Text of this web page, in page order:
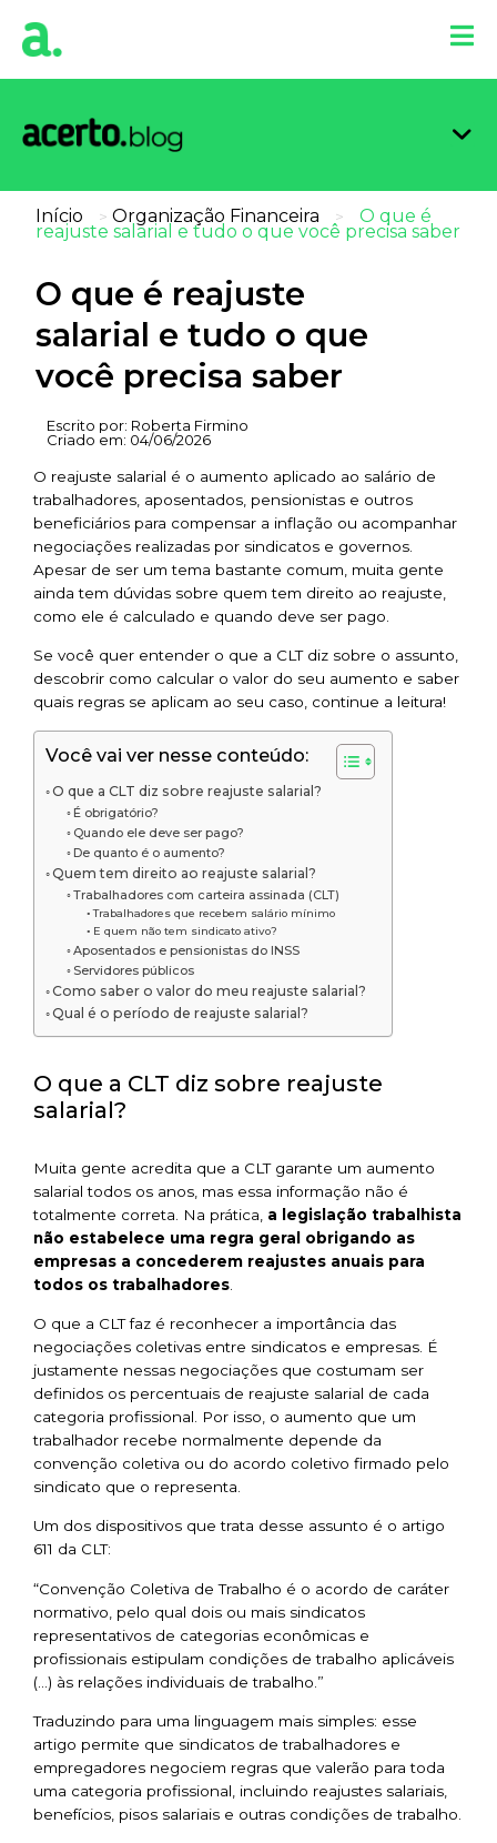
Início > Organização Financeira > O que é
reajuste salarial e tudo o que você precisa saber
O que é reajuste
salarial e tudo o que
você precisa saber
Escrito por: Roberta Firmino
Criado em: 04/06/2026
O reajuste salarial é o aumento aplicado ao salário de
trabalhadores, aposentados, pensionistas e outros
beneficiários para compensar a inflação ou acompanhar
negociações realizadas por sindicatos e governos.
Apesar de ser um tema bastante comum, muita gente
ainda tem dúvidas sobre quem tem direito ao reajuste,
como ele é calculado e quando deve ser pago.
Se você quer entender o que a CLT diz sobre o assunto,
descobrir como calcular o valor do seu aumento e saber
quais regras se aplicam ao seu caso, continue a leitura!
Você vai ver nesse conteúdo:
O que a CLT diz sobre reajuste salarial?
É obrigatório?
Quando ele deve ser pago?
De quanto é o aumento?
Quem tem direito ao reajuste salarial?
Trabalhadores com carteira assinada (CLT)
Trabalhadores que recebem salário mínimo
E quem não tem sindicato ativo?
Aposentados e pensionistas do INSS
Servidores públicos
Como saber o valor do meu reajuste salarial?
Qual é o período de reajuste salarial?
O que a CLT diz sobre reajuste
salarial?
Muita gente acredita que a CLT garante um aumento
salarial todos os anos, mas essa informação não é
totalmente correta. Na prática, a legislação trabalhista
não estabelece uma regra geral obrigando as
empresas a concederem reajustes anuais para
todos os trabalhadores
O que a CLT faz é reconhecer a importância das
negociações coletivas entre sindicatos e empresas. É
justamente nessas negociações que costumam ser
definidos os percentuais de reajuste salarial de cada
categoria profissional. Por isso, o aumento que um
trabalhador recebe normalmente depende da
convenção coletiva ou do acordo coletivo firmado pelo
sindicato que o representa.
Um dos dispositivos que trata desse assunto é o artigo
611 da CLT:
“Convenção Coletiva de Trabalho é o acordo de caráter
normativo, pelo qual dois ou mais sindicatos
representativos de categorias econômicas e
profissionais estipulam condições de trabalho aplicáveis
(…) às relações individuais de trabalho.”
Traduzindo para uma linguagem mais simples: esse
artigo permite que sindicatos de trabalhadores e
empregadores negociem regras que valerão para toda
uma categoria profissional, incluindo reajustes salariais,
benefícios, pisos salariais e outras condições de trabalho.